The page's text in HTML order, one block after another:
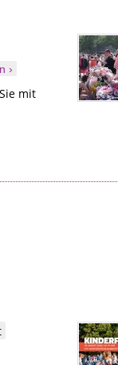
›
mit